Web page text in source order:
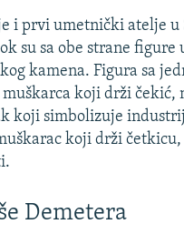
i prvi umetnički atelje
su sa obe strane
kamena. Figura sa
koji drži čekić,
koji simbolizuje
koji drži
Demetera